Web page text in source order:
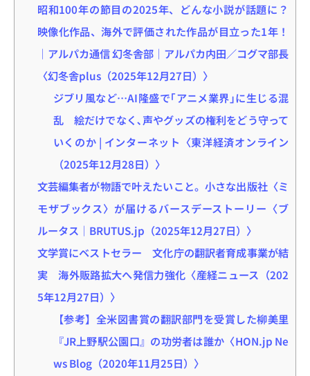
昭和100年の節目の2025年、どんな小説が話題に？
映像化作品、海外で評価された作品が目立った1年！
｜アルパカ通信 幻冬舎部｜アルパカ内田／コグマ部長
〈幻冬舎plus（2025年12月27日）〉
ジブリ風など…AI隆盛で｢アニメ業界｣に生じる混
乱 絵だけでなく､声やグッズの権利をどう守って
いくのか | インターネット〈東洋経済オンライン
（2025年12月28日）〉
文芸編集者が物語で叶えたいこと。小さな出版社〈ミ
モザブックス〉が届けるバースデーストーリー〈ブ
ルータス｜BRUTUS.jp（2025年12月27日）〉
文学賞にベストセラー 文化庁の翻訳者育成事業が結
実 海外販路拡大へ発信力強化〈産経ニュース（202
5年12月27日）〉
【参考】全米図書賞の翻訳部門を受賞した柳美里
『JR上野駅公園口』の功労者は誰か〈HON.jp Ne
ws Blog（2020年11月25日）〉